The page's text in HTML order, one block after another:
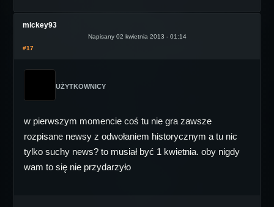
mickey93
Napisany 02 kwietnia 2013 - 01:14
#17
UŻYTKOWNICY
w pierwszym momencie coś tu nie gra zawsze
rozpisane newsy z odwołaniem historycznym a tu nic
tylko suchy news? to musiał być 1 kwietnia. oby nigdy
wam to się nie przydarzyło